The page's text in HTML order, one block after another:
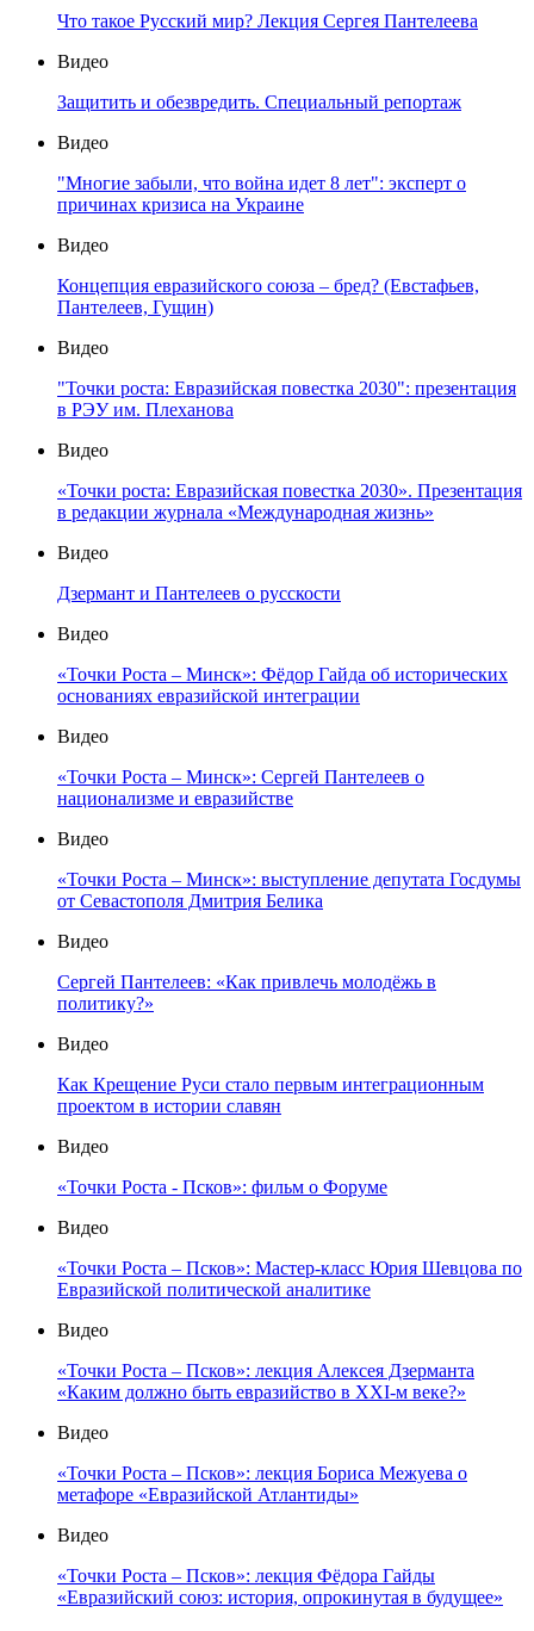
Что такое Русский мир? Лекция Сергея Пантелеева
Видео
Защитить и обезвредить. Специальный репортаж
Видео
"Многие забыли, что война идет 8 лет": эксперт о
причинах кризиса на Украине
Видео
Концепция евразийского союза – бред? (Евстафьев,
Пантелеев, Гущин)
Видео
"Точки роста: Евразийская повестка 2030": презентация
в РЭУ им. Плеханова
Видео
«Точки роста: Евразийская повестка 2030». Презентация
в редакции журнала «Международная жизнь»
Видео
Дзермант и Пантелеев о русскости
Видео
«Точки Роста – Минск»: Фёдор Гайда об исторических
основаниях евразийской интеграции
Видео
«Точки Роста – Минск»: Сергей Пантелеев о
национализме и евразийстве
Видео
«Точки Роста – Минск»: выступление депутата Госдумы
от Севастополя Дмитрия Белика
Видео
Сергей Пантелеев: «Как привлечь молодёжь в
политику?»
Видео
Как Крещение Руси стало первым интеграционным
проектом в истории славян
Видео
«Точки Роста - Псков»: фильм о Форуме
Видео
«Точки Роста – Псков»: Мастер-класс Юрия Шевцова по
Евразийской политической аналитике
Видео
«Точки Роста – Псков»: лекция Алексея Дзерманта
«Каким должно быть евразийство в XXI-м веке?»
Видео
«Точки Роста – Псков»: лекция Бориса Межуева о
метафоре «Евразийской Атлантиды»
Видео
«Точки Роста – Псков»: лекция Фёдора Гайды
«Евразийский союз: история, опрокинутая в будущее»